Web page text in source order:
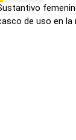
de uso en la